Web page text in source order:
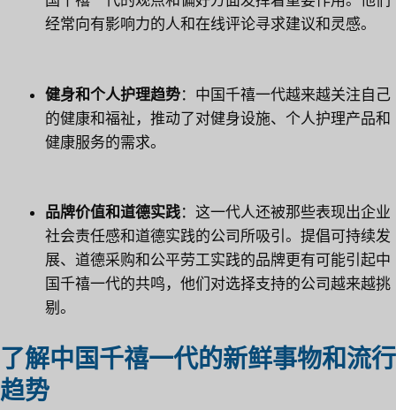
经常向有影响力的人和在线评论寻求建议和灵感。
健身和个人护理趋势：中国千禧一代越来越关注自己
的健康和福祉，推动了对健身设施、个人护理产品和
健康服务的需求。
品牌价值和道德实践：这一代人还被那些表现出企业
社会责任感和道德实践的公司所吸引。提倡可持续发
展、道德采购和公平劳工实践的品牌更有可能引起中
国千禧一代的共鸣，他们对选择支持的公司越来越挑
剔。
了解中国千禧一代的新鲜事物和流行
趋势